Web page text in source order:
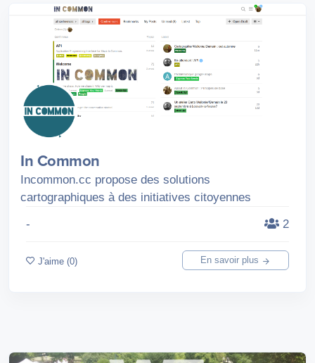
In Common
Incommon.cc propose des solutions
cartographiques à des initiatives citoyennes
-
2
J'aime (0) En savoir plus